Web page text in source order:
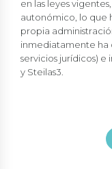
en las leyes
autonómico, lo que
propia
inmediatamente ha
servicios jurídicos) e
y Steilas3.